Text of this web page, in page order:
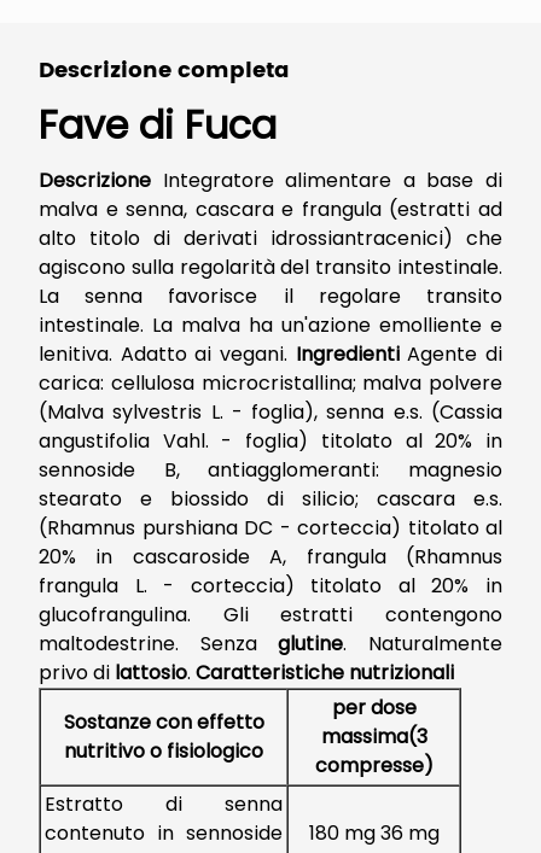
Descrizione completa
Fave di Fuca
Descrizione Integratore alimentare a base di
malva e senna, cascara e frangula (estratti ad
alto titolo di derivati idrossiantracenici) che
agiscono sulla regolarità del transito intestinale.
La senna favorisce il regolare transito
intestinale. La malva ha un'azione emolliente e
lenitiva. Adatto ai vegani. IngredientiAgente di
carica: cellulosa microcristallina; malva polvere
(Malva sylvestris L. - foglia), senna e.s. (Cassia
angustifolia Vahl. - foglia) titolato al 20% in
sennoside B, antiagglomeranti: magnesio
stearato e biossido di silicio; cascara e.s.
(Rhamnus purshiana DC - corteccia) titolato al
20% in cascaroside A, frangula (Rhamnus
frangula L. - corteccia) titolato al 20% in
glucofrangulina. Gli estratti contengono
maltodestrine. Senzaglutine. Naturalmente
privo di lattosio. Caratteristiche nutrizionali
Sostanze con effetto
nutritivo o fisiologico
per dose
massima(3
compresse)
Estratto di senna
contenuto in sennoside
180 mg 36 mg